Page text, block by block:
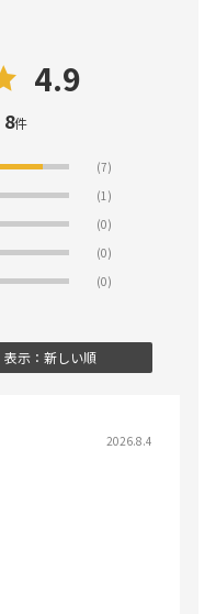
4.9
8件
(7)
(1)
(0)
(0)
(0)
表示：新しい順
2026.8.4